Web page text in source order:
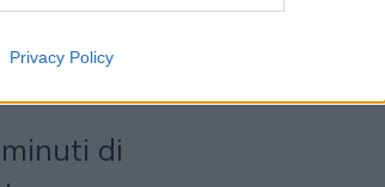
Privacy Policy
episodi
serie
di